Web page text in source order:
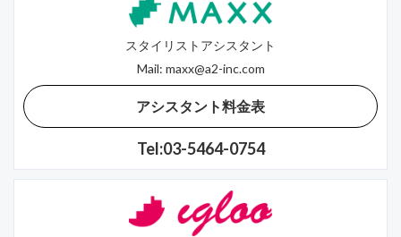
スタイリストアシスタント
Mail: maxx@a2-inc.com
アシスタント料金表
Tel:03-5464-0754